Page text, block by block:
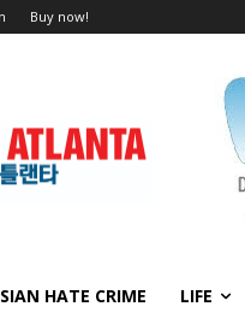
Buy now!
HATE CRIME LIFE